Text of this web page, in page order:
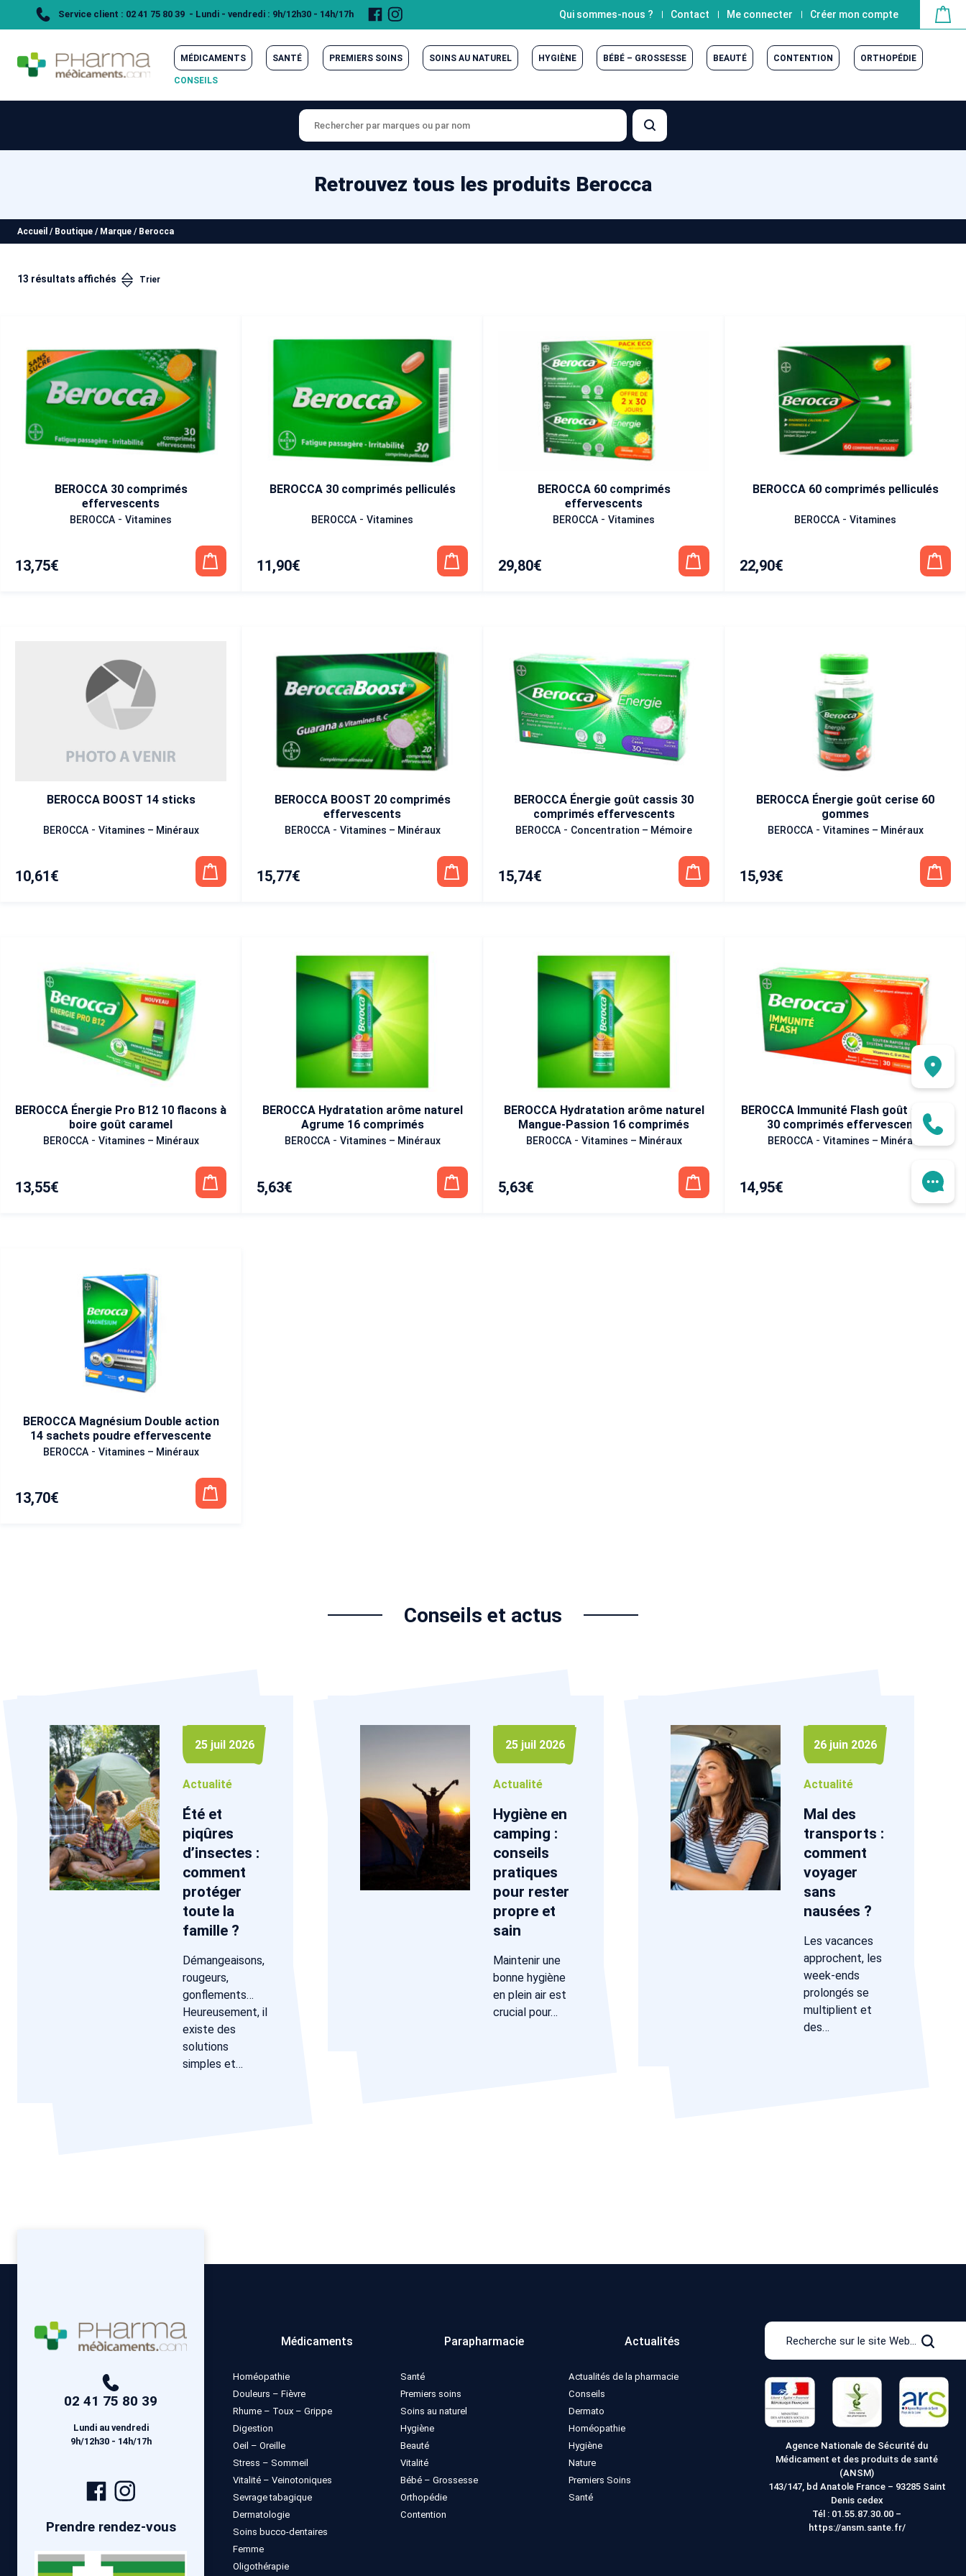
Service client : 02 41 75 80 39 - Lundi - vendredi : 9h/12h30 - 14h/17h
Page
Facebook
Instagram
Qui sommes-nous ? Contact Me connecter Créer mon compte
MÉDICAMENTS SANTÉ PREMIERS SOINS SOINS AU NATUREL HYGIÈNE BÉBÉ – GROSSESSE BEAUTÉ CONTENTION ORTHOPÉDIE
CONSEILS
Retrouvez tous les produits Berocca
Accueil / Boutique / Marque / Berocca
13 résultats affichés
BEROCCA 30 comprimés
effervescents
BEROCCA - Vitamines
13,75€
BEROCCA 30 comprimés pelliculés
BEROCCA - Vitamines
11,90€
BEROCCA 60 comprimés
effervescents
BEROCCA - Vitamines
29,80€
BEROCCA 60 comprimés pelliculés
BEROCCA - Vitamines
22,90€
BEROCCA BOOST 14 sticks
BEROCCA - Vitamines – Minéraux
10,61€
BEROCCA BOOST 20 comprimés
effervescents
BEROCCA - Vitamines – Minéraux
15,77€
BEROCCA Énergie goût cassis 30
comprimés effervescents
BEROCCA - Concentration – Mémoire
15,74€
BEROCCA Énergie goût cerise 60
gommes
BEROCCA - Vitamines – Minéraux
15,93€
BEROCCA Énergie Pro B12 10 flacons à
boire goût caramel
BEROCCA - Vitamines – Minéraux
13,55€
BEROCCA Hydratation arôme naturel
Agrume 16 comprimés
BEROCCA - Vitamines – Minéraux
5,63€
BEROCCA Hydratation arôme naturel
Mangue-Passion 16 comprimés
BEROCCA - Vitamines – Minéraux
5,63€
BEROCCA Immunité Flash goût orange
30 comprimés effervescents
BEROCCA - Vitamines – Minéraux
14,95€
BEROCCA Magnésium Double action
14 sachets poudre effervescente
BEROCCA - Vitamines – Minéraux
13,70€
Conseils et actus
25 juil 2026
Actualité
Été et
piqûres
d’insectes :
comment
protéger
toute la
famille ?
Démangeaisons,
rougeurs,
gonflements…
Heureusement, il
existe des
solutions
simples et…
25 juil 2026
Actualité
Hygiène en
camping :
conseils
pratiques
pour rester
propre et
sain
Maintenir une
bonne hygiène
en plein air est
crucial pour…
26 juin 2026
Actualité
Mal des
transports :
comment
voyager
sans
nausées ?
Les vacances
approchent, les
week-ends
prolongés se
multiplient et
des…
02 41 75 80 39
Lundi au vendredi
9h/12h30 - 14h/17h
Page
Facebook
Prendre rendez-vous
Médicaments
Homéopathie
Douleurs – Fièvre
Rhume – Toux – Grippe
Digestion
Oeil – Oreille
Stress – Sommeil
Vitalité – Veinotoniques
Sevrage tabagique
Dermatologie
Soins bucco-dentaires
Femme
Oligothérapie
Parapharmacie
Santé
Premiers soins
Soins au naturel
Hygiène
Beauté
Vitalité
Bébé – Grossesse
Orthopédie
Contention
Actualités
Actualités de la pharmacie
Conseils
Dermato
Homéopathie
Hygiène
Nature
Premiers Soins
Santé
Recherche
le
site
Web
Agence Nationale de Sécurité du
Médicament et des produits de santé
(ANSM)
143/147, bd Anatole France – 93285 Saint
Denis cedex
Tél : 01.55.87.30.00 –
https://ansm.sante.fr/